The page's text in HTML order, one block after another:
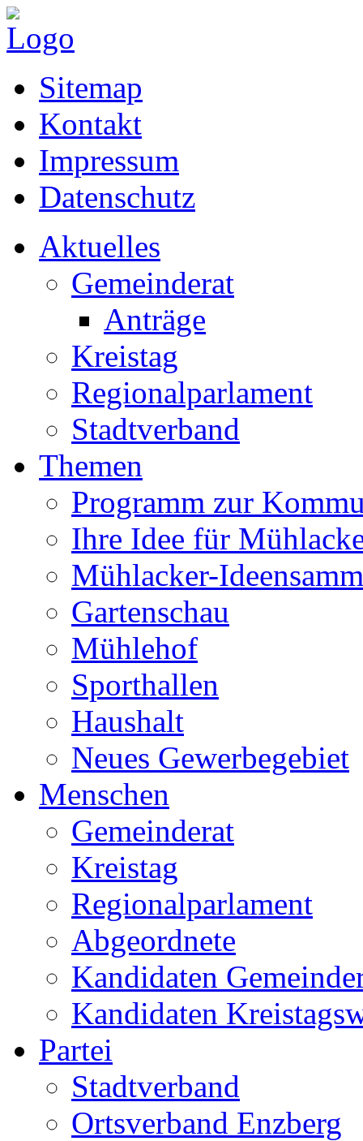
Sitemap
Kontakt
Impressum
Datenschutz
Aktuelles
Gemeinderat
Anträge
Kreistag
Regionalparlament
Stadtverband
Themen
Programm zur
Ihre Idee für
Mühlacker-
Gartenschau
Mühlehof
Sporthallen
Haushalt
Neues Gewerbegebiet
Menschen
Gemeinderat
Kreistag
Regionalparlament
Abgeordnete
Kandidaten
Kandidaten
Partei
Stadtverband
Ortsverband Enzberg